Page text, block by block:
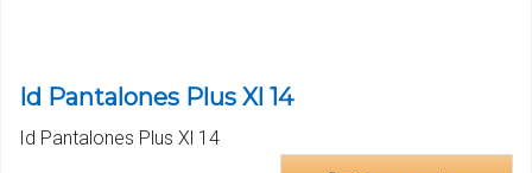
Id Pantalones Plus Xl 14
Id Pantalones Plus Xl 14